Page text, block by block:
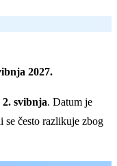
2027.
svibnja. Datum je
se često razlikuje zbog